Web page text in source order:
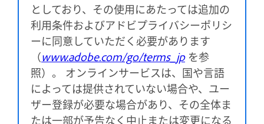
としており、その使用にあたっては追加の
利用条件およびアドビプライバシーポリシ
ーに同意していただく必要があります
（www.adobe.com/go/terms_jpを参
照）。 オンラインサービスは、国や言語
によっては提供されていない場合や、ユー
ザー登録が必要な場合があり、その全体ま
たは一部が予告なく中止または変更になる